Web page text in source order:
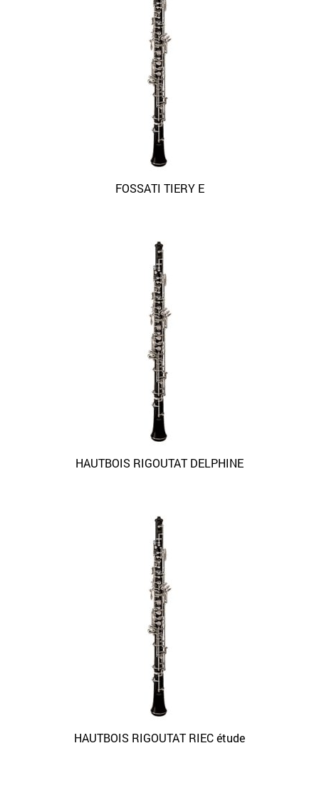
FOSSATI TIERY E
HAUTBOIS RIGOUTAT DELPHINE
HAUTBOIS RIGOUTAT RIEC étude